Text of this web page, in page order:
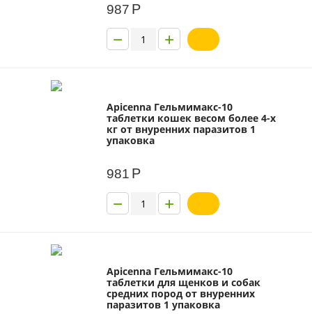
987 Р
+
−
Apicenna Гельмимакс-10
таблетки кошек весом более 4-х
кг от внуренних паразитов 1
упаковка
981 Р
+
−
Apicenna Гельмимакс-10
таблетки для щенков и собак
средних пород от внуренних
паразитов 1 упаковка